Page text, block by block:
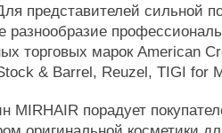
представителей сильной
разнообразие
торговых марок American
& Barrel, Reuzel, TIGI for
MIRHAIR порадует